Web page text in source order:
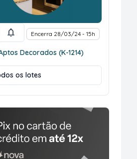
Encerra 28/03/24 - 15h
Decorados (K-1214)
os lotes